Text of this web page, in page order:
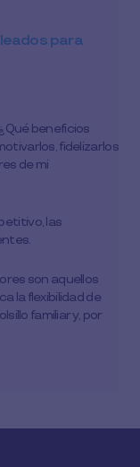
para
beneficios
fidelizarlos
de mi
las
son aquellos
la flexibilidad de
familiar y, por